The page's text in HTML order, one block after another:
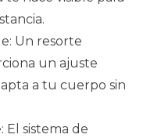
Un resorte
un ajuste
a tu cuerpo sin
El sistema de